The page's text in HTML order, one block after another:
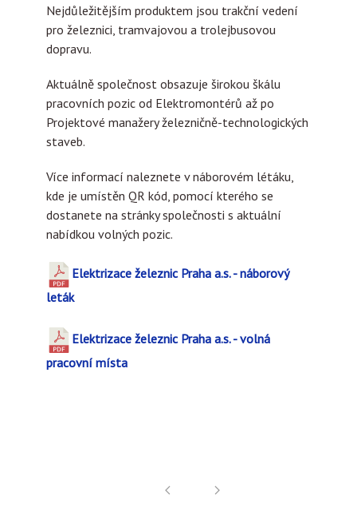
Nejdůležitějším produktem jsou trakční vedení
pro železnici, tramvajovou a trolejbusovou
dopravu.
Aktuálně společnost obsazuje širokou škálu
pracovních pozic od Elektromontérů až po
Projektové manažery železničně-technologických
staveb.
Více informací naleznete v náborovém létáku,
kde je umístěn QR kód, pomocí kterého se
dostanete na stránky společnosti s aktuální
nabídkou volných pozic.
Elektrizace železnic Praha a.s. - náborový
leták
Elektrizace železnic Praha a.s. - volná
pracovní místa